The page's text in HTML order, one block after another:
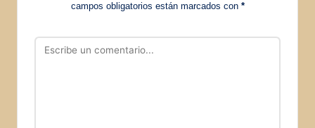
campos obligatorios están marcados con *